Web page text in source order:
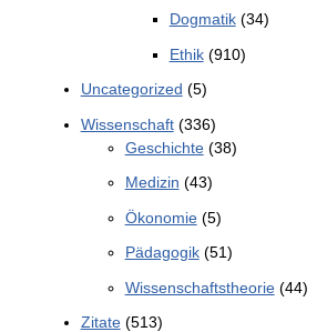
Dogmatik(34)
Ethik(910)
Uncategorized (5)
Wissenschaft(336)
Geschichte(38)
Medizin (43)
Ökonomie(5)
Pädagogik(51)
Wissenschaftstheorie(44)
Zitate(513)